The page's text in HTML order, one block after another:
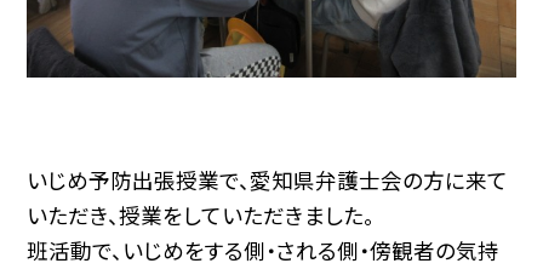
いじめ予防出張授業で、愛知県弁護士会の方に来て
いただき、授業をしていただきました。
班活動で、いじめをする側・される側・傍観者の気持